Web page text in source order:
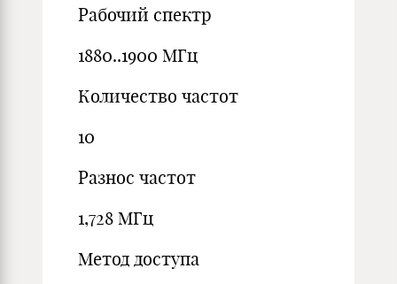
Рабочий спектр
1880..1900 MГц
Количество частот
10
Разнос частот
1,728 MГц
Метод доступа